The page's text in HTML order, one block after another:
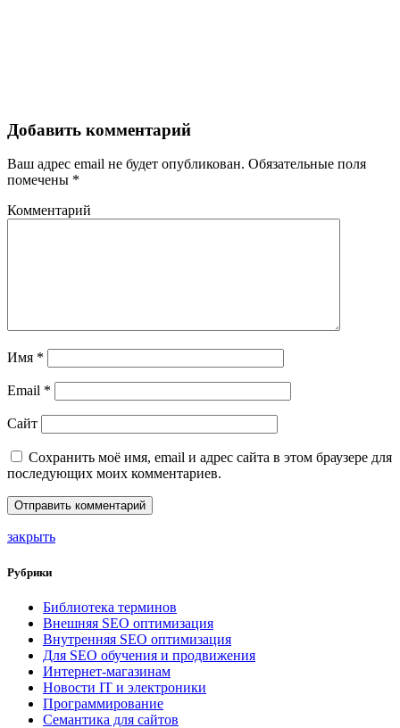
Добавить комментарий
Ваш адрес email не будет опубликован. Обязательные поля
помечены *
Комментарий
Имя *
Email *
Сайт
Сохранить моё имя, email и адрес сайта в этом браузере для
последующих моих комментариев.
закрыть
Рубрики
Библиотека терминов
Внешняя SEO оптимизация
Внутренняя SEO оптимизация
Для SEO обучения и продвижения
Интернет-магазинам
Новости IT и электроники
Программирование
Семантика для сайтов